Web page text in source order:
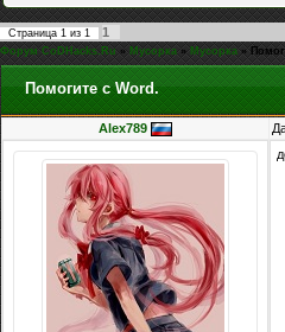
Страница 1 из 1 1
Форум CoDHacks.Ru » Мусорка » Мусорка »
Помогите с Word.
Alex789